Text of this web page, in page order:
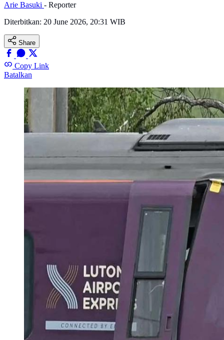
Arie Basuki - Reporter
Diterbitkan: 20 June 2026, 20:31 WIB
Share
Copy Link
Batalkan